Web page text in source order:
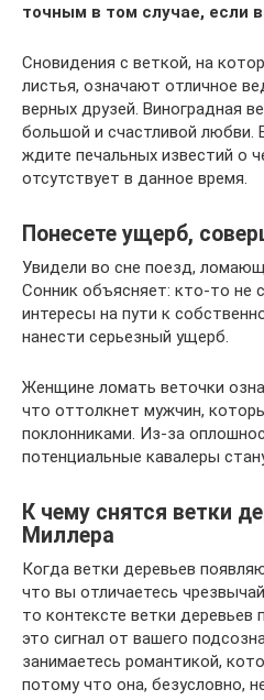
точным в том случае, если
Сновидения с веткой, на
листья, означают отличное
верных друзей. Виноградная
большой и счастливой любви.
ждите печальных известий о
отсутствует в данное время.
Понесете ущерб,
Увидели во сне поезд,
Сонник объясняет: кто-то не
интересы на пути к
нанести серьезный ущерб.
Женщине ломать веточки
что оттолкнет мужчин,
поклонниками. Из-за
потенциальные кавалеры
К чему снятся ветки
Миллера
Когда ветки деревьев
что вы отличаетесь
то контексте ветки деревьев
это сигнал от вашего
занимаетесь романтикой,
потому что она, безусловно,